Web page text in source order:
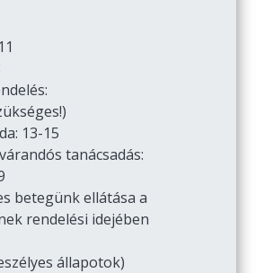
13-15
tanácsadás:
betegünk ellátása a
rendelési idejében
állapotok)